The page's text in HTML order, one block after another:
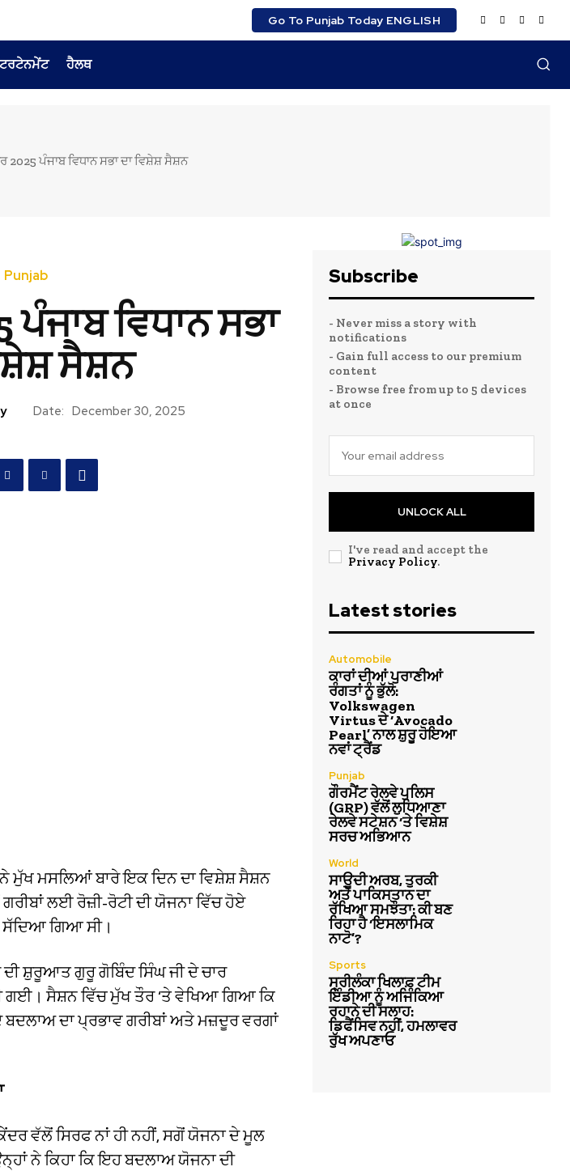
Go To Punjab Today ENGLISH
ਹੈਲਥ
2025 ਪੰਜਾਬ ਵਿਧਾਨ ਸਭਾ ਦਾ ਵਿਸ਼ੇਸ਼ ਸੈਸ਼ਨ
Punjab
ਵਿਧਾਨ ਸਭਾ
ਸੈਸ਼ਨ
Date: December 30, 2025
ਨੇ ਮੁੱਖ ਮਸਲਿਆਂ ਬਾਰੇ ਇਕ ਦਿਨ ਦਾ ਵਿਸ਼ੇਸ਼ ਸੈਸ਼ਨ
ਲਈ ਰੋਜ਼ੀ-ਰੋਟੀ ਦੀ ਯੋਜਨਾ ਵਿੱਚ ਹੋਏ
ਸੱਦਿਆ ਗਿਆ ਸੀ।
ਸ਼ੁਰੂਆਤ ਗੁਰੂ ਗੋਬਿੰਦ ਸਿੰਘ ਜੀ ਦੇ ਚਾਰ
ਗਈ। ਸੈਸ਼ਨ ਵਿੱਚ ਮੁੱਖ ਤੌਰ ‘ਤੇ ਵੇਖਿਆ ਗਿਆ ਕਿ
ਬਦਲਾਅ ਦਾ ਪ੍ਰਭਾਵ ਗਰੀਬਾਂ ਅਤੇ ਮਜ਼ਦੂਰ ਵਰਗਾਂ
ਵੱਲੋਂ ਸਿਰਫ ਨਾਂ ਹੀ ਨਹੀਂ, ਸਗੋਂ ਯੋਜਨਾ ਦੇ ਮੂਲ
ਨੇ ਕਿਹਾ ਕਿ ਇਹ ਬਦਲਾਅ ਯੋਜਨਾ ਦੀ
Subscribe
- Never miss a story with
notifications
- Gain full access to our premium
content
- Browse free from up to 5 devices
at once
UNLOCK ALL
I've read and accept the
Privacy Policy.
Latest stories
Automobile
ਕਾਰਾਂ ਦੀਆਂ ਪੁਰਾਣੀਆਂ
ਰੰਗਤਾਂ ਨੂੰ ਭੁੱਲੋ:
Volkswagen
Virtus ਦੇ ‘Avocado
Pearl’ ਨਾਲ ਸ਼ੁਰੂ ਹੋਇਆ
ਨਵਾਂ ਟ੍ਰੈਂਡ
Punjab
ਗੌਰਮੈਂਟ ਰੇਲਵੇ ਪੁਲਿਸ
(GRP) ਵੱਲੋਂ ਲੁਧਿਆਣਾ
ਰੇਲਵੇ ਸਟੇਸ਼ਨ ‘ਤੇ ਵਿਸ਼ੇਸ਼
ਸਰਚ ਅਭਿਆਨ
World
ਸਾਊਦੀ ਅਰਬ, ਤੁਰਕੀ
ਅਤੇ ਪਾਕਿਸਤਾਨ ਦਾ
ਰੱਖਿਆ ਸਮਝੌਤਾ: ਕੀ ਬਣ
ਰਿਹਾ ਹੈ ‘ਇਸਲਾਮਿਕ
ਨਾਟੋ’?
Sports
ਸ੍ਰੀਲੰਕਾ ਖਿਲਾਫ਼ ਟੀਮ
ਇੰਡੀਆ ਨੂੰ ਅਜਿੰਕਿਆ
ਰਹਾਨੇ ਦੀ ਸਲਾਹ:
ਡਿਫੈਂਸਿਵ ਨਹੀਂ, ਹਮਲਾਵਰ
ਰੁੱਖ ਅਪਣਾਓ